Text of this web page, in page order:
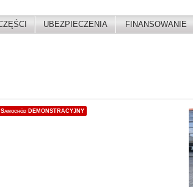
UBEZPIECZENIA FINANSOWANIE
Samochód DEMONSTRACYJNY